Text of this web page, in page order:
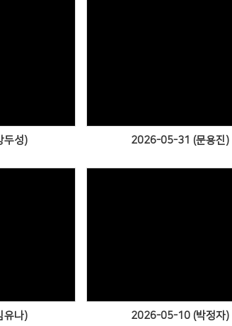
성) 2026-05-31 (문용진)
나) 2026-05-10 (박정자)